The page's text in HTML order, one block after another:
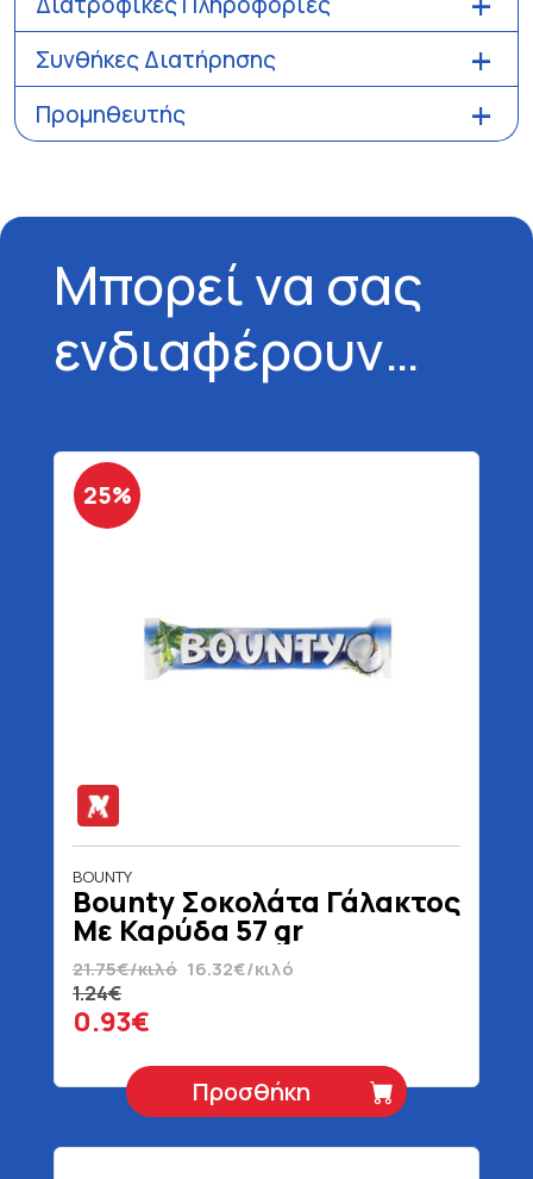
Συνθήκες Διατήρησης
Προμηθευτής
Μπορεί να σας
ενδιαφέρουν…
25%
BOUNTY
Bounty Σοκολάτα Γάλακτος
Με Καρύδα 57 gr
21.75€/κιλό 16.32€/κιλό
1.24€
0.93€
Προσθήκη